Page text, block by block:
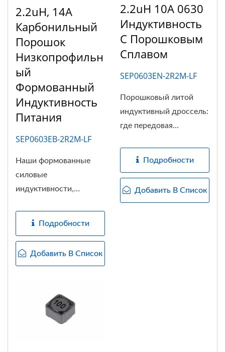
2.2uH, 14A
Карбонильный
Порошок
Низкопрофильн
Ый
Формованный
Индуктивность
Питания
SEP0603EB-2R2M-LF
Наши формованные
силовые
индуктивности,
Подробности
Добавить В Список
2.2uH 10A 0630
Индуктивность
С Порошковым
Сплавом
SEP0603EN-2R2M-LF
Порошковый литой
индуктивный дроссель:
где передовая...
Подробности
Добавить В Список